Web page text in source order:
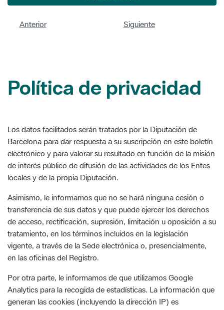
Los datos facilitados serán tratados por la Diputación de
Barcelona para dar respuesta a su suscripción en este boletín
locales y de la propia Diputación.
Asimismo, le informamos que no se hará ninguna cesión o
transferencia de sus datos y que puede ejercer los derechos
de acceso, rectificación, supresión, limitación u oposición a su
vigente, a través de la Sede electrónica o, presencialmente,
en las oficinas del Registro.
Por otra parte, le informamos de que utilizamos Google
Analytics para la recogida de estadísticas. La información que
generan las cookies (incluyendo la dirección IP) es
servidores de la web. Con el fin de impedir la recogida de la
dirección IP, la Diputación de Barcelona tiene activada la
opción Anonymize IP, incorporada por el propio sistema, que